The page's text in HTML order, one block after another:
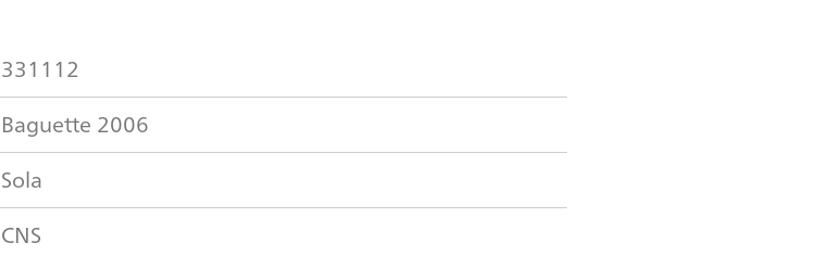
331112
Baguette 2006
Sola
CNS